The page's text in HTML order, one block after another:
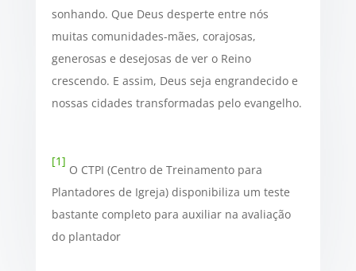
sonhando. Que Deus desperte entre nós
muitas comunidades-mães, corajosas,
generosas e desejosas de ver o Reino
crescendo. E assim, Deus seja engrandecido e
nossas cidades transformadas pelo evangelho.
[1]
O CTPI (Centro de Treinamento para
Plantadores de Igreja) disponibiliza um teste
bastante completo para auxiliar na avaliação
do plantador